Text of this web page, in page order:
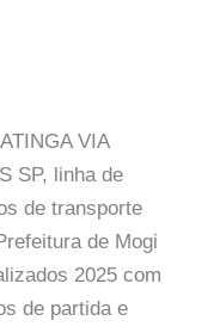
VIA
SP, linha de
de transporte
de Mogi
2025 com
de partida e